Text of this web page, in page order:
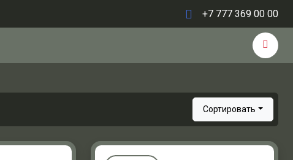
+7 777 369 00 00
Сортировать